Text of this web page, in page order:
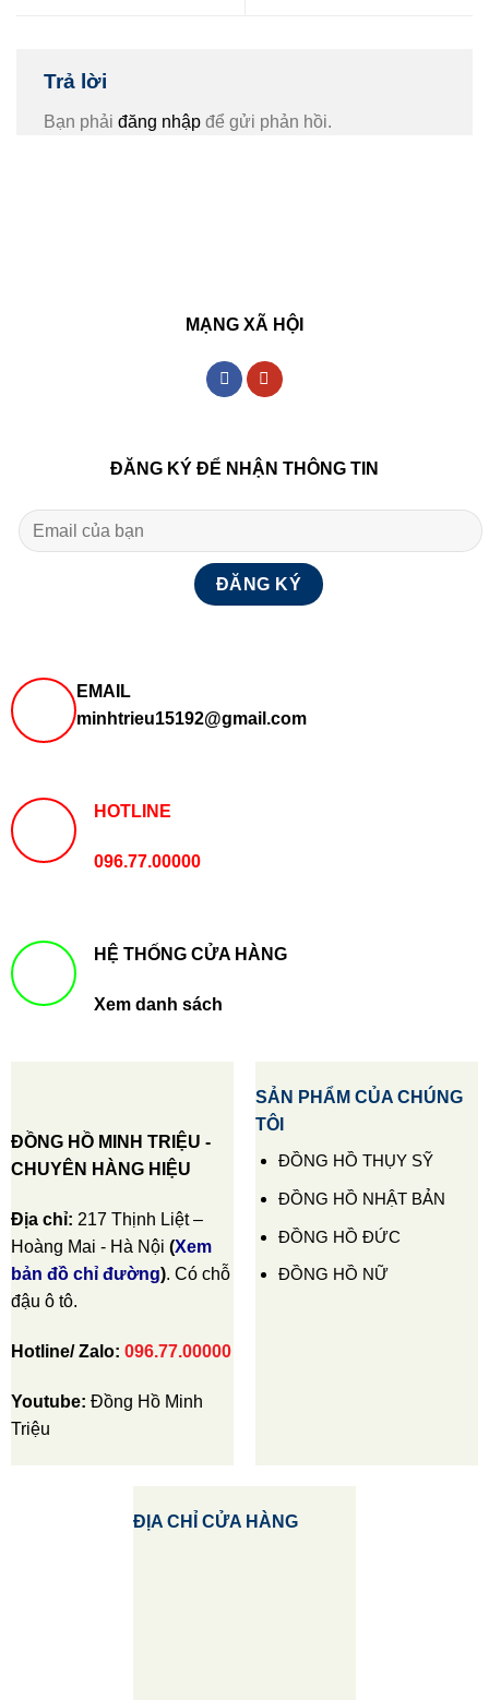
Trả lời
Bạn phải đăng nhập để gửi phản hồi.
MẠNG XÃ HỘI
ĐĂNG KÝ ĐỂ NHẬN THÔNG TIN
EMAIL
minhtrieu15192@gmail.com
HOTLINE
096.77.00000
HỆ THỐNG CỬA HÀNG
Xem danh sách
ĐỒNG HỒ MINH TRIỆU -
CHUYÊN HÀNG HIỆU
Địa chỉ: 217 Thịnh Liệt –
Hoàng Mai - Hà Nội (Xem
bản đồ chỉ đường). Có chỗ
đậu ô tô.
Hotline/ Zalo: 096.77.00000
Youtube: Đồng Hồ Minh
Triệu
SẢN PHẨM CỦA CHÚNG
TÔI
ĐỒNG HỒ THỤY SỸ
ĐỒNG HỒ NHẬT BẢN
ĐỒNG HỒ ĐỨC
ĐỒNG HỒ NỮ
ĐỊA CHỈ CỬA HÀNG